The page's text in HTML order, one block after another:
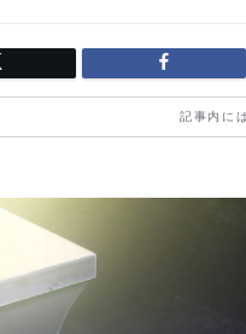
記事内に